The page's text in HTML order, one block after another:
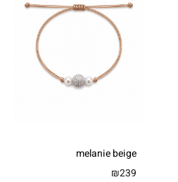
melanie beige
₪239